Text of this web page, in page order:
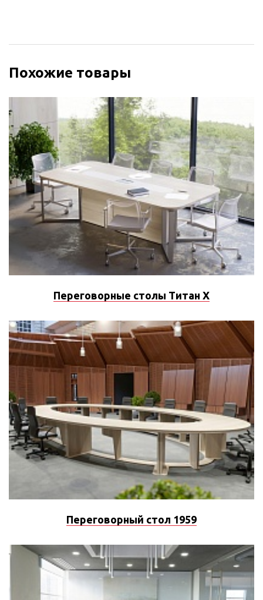
Похожие товары
Переговорные столы Титан X
Переговорный стол 1959